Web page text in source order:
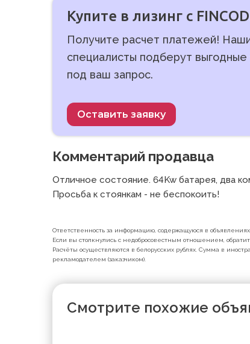
Купите в лизинг с
Получите расчет платежей!
специалисты подберут выгодные
под ваш запрос.
Оставить заявку
Комментарий продавца
Отличное состояние. 64Kw батарея, два
Просьба к стоянкам - не беспокоить!
Ответственность за информацию, содержащуюся в
Если вы столкнулись с недобросовестным отношением,
Расчёты осуществляются в белорусских рублях. Сумма в
рекламодателем (заказчиком).
Смотрите похожие